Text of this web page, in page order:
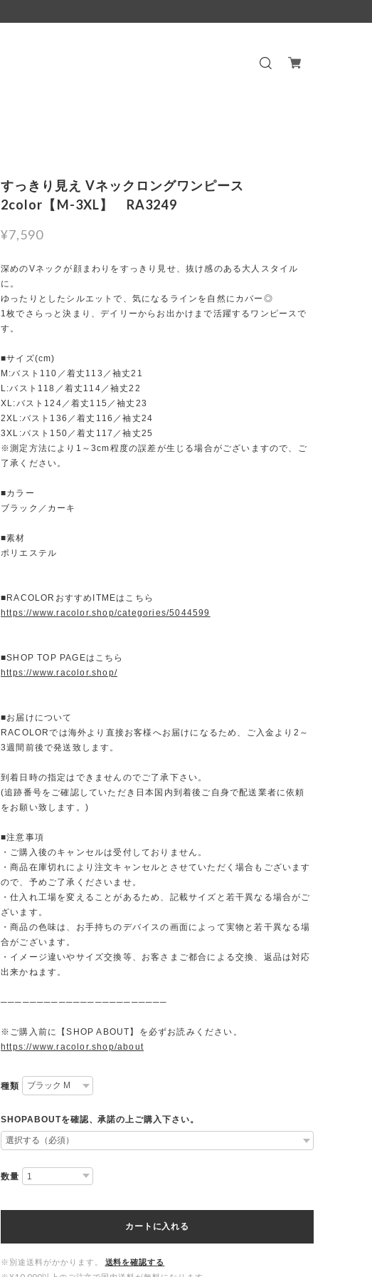
すっきり見え Vネックロングワンピース
2color【M-3XL】 RA3249
¥7,590
深めのVネックが顔まわりをすっきり見せ、抜け感のある大人スタイル
に。
ゆったりとしたシルエットで、気になるラインを自然にカバー◎
1枚でさらっと決まり、デイリーからお出かけまで活躍するワンピースで
す。
■サイズ(cm)
M:バスト110／着丈113／袖丈21
L:バスト118／着丈114／袖丈22
XL:バスト124／着丈115／袖丈23
2XL:バスト136／着丈116／袖丈24
3XL:バスト150／着丈117／袖丈25
※測定方法により1～3cm程度の誤差が生じる場合がございますので、ご
了承ください。
■カラー
ブラック／カーキ
■素材
ポリエステル
■RACOLORおすすめITMEはこちら
https://www.racolor.shop/categories/5044599
■SHOP TOP PAGEはこちら
https://www.racolor.shop/
■お届けについて
RACOLORでは海外より直接お客様へお届けになるため、ご入金より2～
3週間前後で発送致します。
到着日時の指定はできませんのでご了承下さい。
(追跡番号をご確認していただき日本国内到着後ご自身で配送業者に依頼
をお願い致します。)
■注意事項
・ご購入後のキャンセルは受付しておりません。
・商品在庫切れにより注文キャンセルとさせていただく場合もございます
ので、予めご了承くださいませ。
・仕入れ工場を変えることがあるため、記載サイズと若干異なる場合がご
ざいます。
・商品の色味は、お手持ちのデバイスの画面によって実物と若干異なる場
合がございます。
・イメージ違いやサイズ交換等、お客さまご都合による交換、返品は対応
出来かねます。
───────────────────────
※ご購入前に【SHOP ABOUT】を必ずお読みください。
https://www.racolor.shop/about
種類
SHOPABOUTを確認、承諾の上ご購入下さい。
数量
カートに入れる
※別途送料がかかります。
送料を確認する